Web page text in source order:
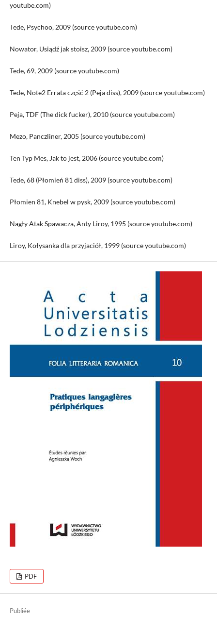
youtube.com)
Tede, Psychoo, 2009 (source youtube.com)
Nowator, Usiądź jak stoisz, 2009 (source youtube.com)
Tede, 69, 2009 (source youtube.com)
Tede, Note2 Errata część 2 (Peja diss), 2009 (source youtube.com)
Peja, TDF (The dick fucker), 2010 (source youtube.com)
Mezo, Panczliner, 2005 (source youtube.com)
Ten Typ Mes, Jak to jest, 2006 (source youtube.com)
Tede, 68 (Płomień 81 diss), 2009 (source youtube.com)
Płomien 81, Knebel w pysk, 2009 (source youtube.com)
Nagły Atak Spawacza, Anty Liroy, 1995 (source youtube.com)
Liroy, Kołysanka dla przyjaciół, 1999 (source youtube.com)
PDF
Publiée